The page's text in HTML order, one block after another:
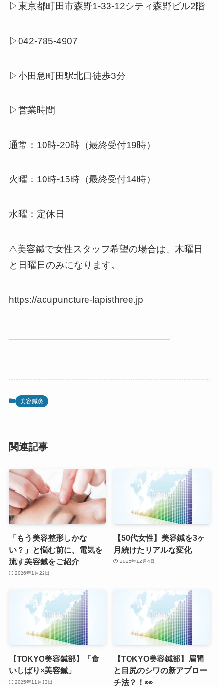
▷東京都町田市森野1-33-12シティ森野ビル2階
▷042-785-4907
▷小田急町田駅北口徒歩3分
▷営業時間
通常：10時-20時（最終受付19時）
火曜：10時-15時（最終受付14時）
水曜：定休日
⚠︎美容鍼で女性スタッフ希望の場合は、木曜日
と日曜日のみになります。
https://acupuncture-lapisthree.jp
美容鍼灸
関連記事
「もう美容整形しかな
い？」と悩む前に、電気を
流す美容鍼をご紹介
2026年1月22日
【50代女性】美容鍼を3ヶ
月続けたリアルな変化
2025年12月4日
【TOKYO美容鍼部】「食
いしばり×美容鍼」
2025年11月13日
【TOKYO美容鍼部】眉間
と目尻のシワの新アプロー
チ法？！👀